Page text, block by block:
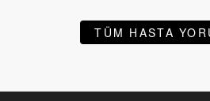
TÜM HASTA